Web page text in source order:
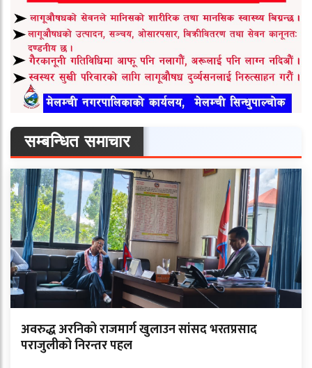
सम्बन्धित समाचार
अवरुद्ध अरनिको राजमार्ग खुलाउन सांसद भरतप्रसाद
पराजुलीको निरन्तर पहल